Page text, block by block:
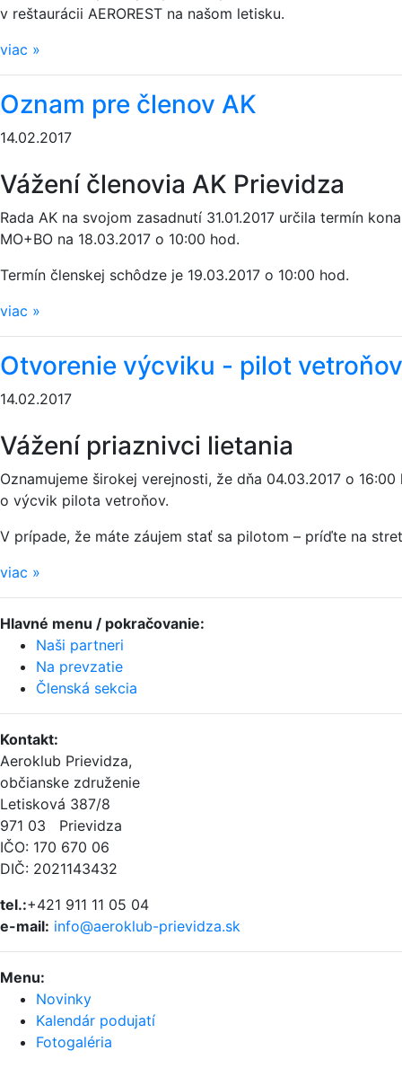
v reštaurácii AEROREST na našom letisku.
viac »
Oznam pre členov AK
14.02.2017
Vážení členovia AK Prievidza
Rada AK na svojom zasadnutí 31.01.2017 určila termín
MO+BO na 18.03.2017 o 10:0­0 hod.
Termín členskej schôdze je 19.03.2017 o 10:00 hod.
viac »
Otvorenie výcviku - pilot vetroňov
14.02.2017
Vážení priaznivci lietania
Oznamujeme širokej verejnosti, že dňa 04.03.2017 o
o výcvik pilota vetroňov.
V prípade, že máte záujem stať sa pilotom – príďte na
viac »
Hlavné menu / pokračovanie:
Naši partneri
Na prevzatie
Členská sekcia
Kontakt:
Aeroklub Prievidza,
občianske združenie
Letisková 387/8
971 03 Prievidza
IČO: 170 670 06
DIČ: 2021143432
tel.:+421 911 11 05 04
e-mail: info@aeroklub-prievidza.sk
Menu:
Novinky
Kalendár podujatí
Fotogaléria